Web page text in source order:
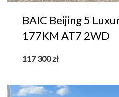
BAIC Beijing 5
177KM AT7 2WD
117 300zł